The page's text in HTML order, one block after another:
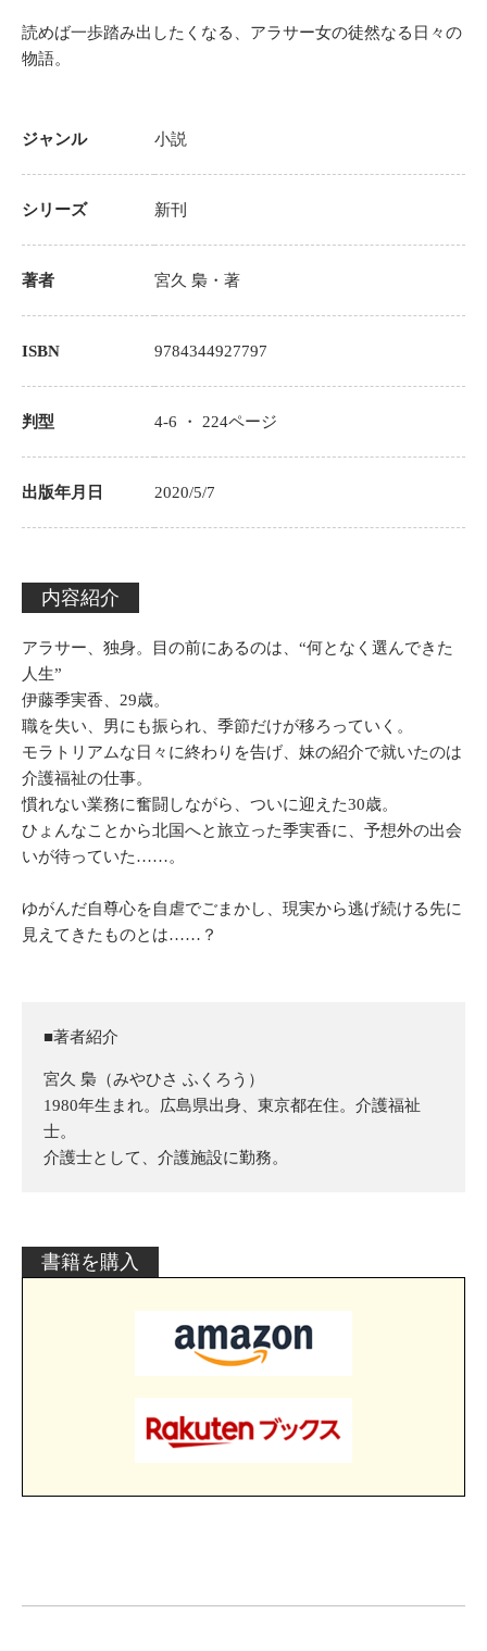
読めば一歩踏み出したくなる、アラサー女の徒然なる日々の
物語。
ジャンル 小説
シリーズ 新刊
著者 宮久 梟 ・著
ISBN 9784344927797
判型 4-6 ・ 224ページ
出版年月日 2020/5/7
内容紹介
アラサー、独身。目の前にあるのは、“何となく選んできた
人生”
伊藤季実香、29歳。
職を失い、男にも振られ、季節だけが移ろっていく。
モラトリアムな日々に終わりを告げ、妹の紹介で就いたのは
介護福祉の仕事。
慣れない業務に奮闘しながら、ついに迎えた30歳。
ひょんなことから北国へと旅立った季実香に、予想外の出会
いが待っていた……。
ゆがんだ自尊心を自虐でごまかし、現実から逃げ続ける先に
見えてきたものとは……？
■著者紹介
宮久 梟（みやひさ ふくろう）
1980年生まれ。広島県出身、東京都在住。介護福祉
士。
介護士として、介護施設に勤務。
書籍を購入